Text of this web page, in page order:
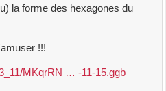
la forme des hexagones du
!!!
MKqrRN … -11-15.ggb